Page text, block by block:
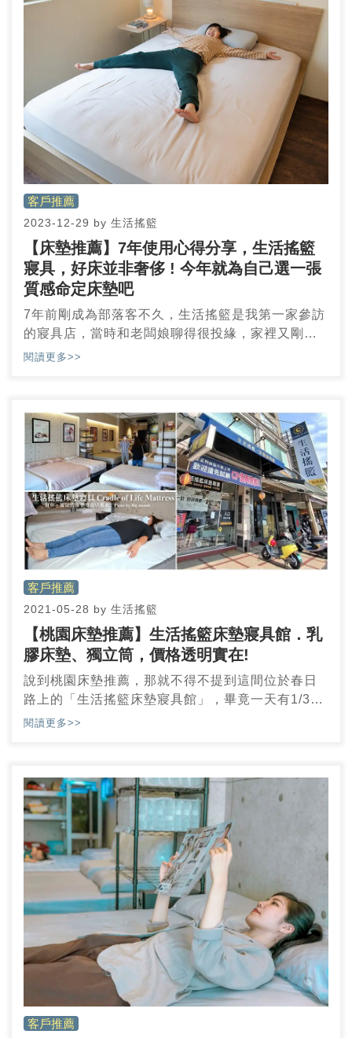
客戶推薦
2023-12-29 by 生活搖籃
【床墊推薦】7年使用心得分享，生活搖籃
寢具，好床並非奢侈 ! 今年就為自己選一張
質感命定床墊吧
7年前剛成為部落客不久，生活搖籃是我第一家參訪
的寢具店，當時和老闆娘聊得很投緣，家裡又剛好
有換床墊的需求就直接和他們訂了一張雙人床，睡
閱讀更多>>
客戶推薦
2021-05-28 by 生活搖籃
【桃園床墊推薦】生活搖籃床墊寢具館．乳
膠床墊、獨立筒，價格透明實在!
說到桃園床墊推薦，那就不得不提到這間位於春日
路上的「生活搖籃床墊寢具館」，畢竟一天有1/3時
間都在睡覺，但因為工作關係所以我們睡眠時間並
咩到了懷孕後期根本腰痠到睡不著
閱讀更多>>
客戶推薦